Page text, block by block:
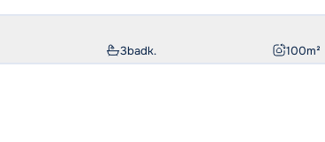
3badk. 100m²